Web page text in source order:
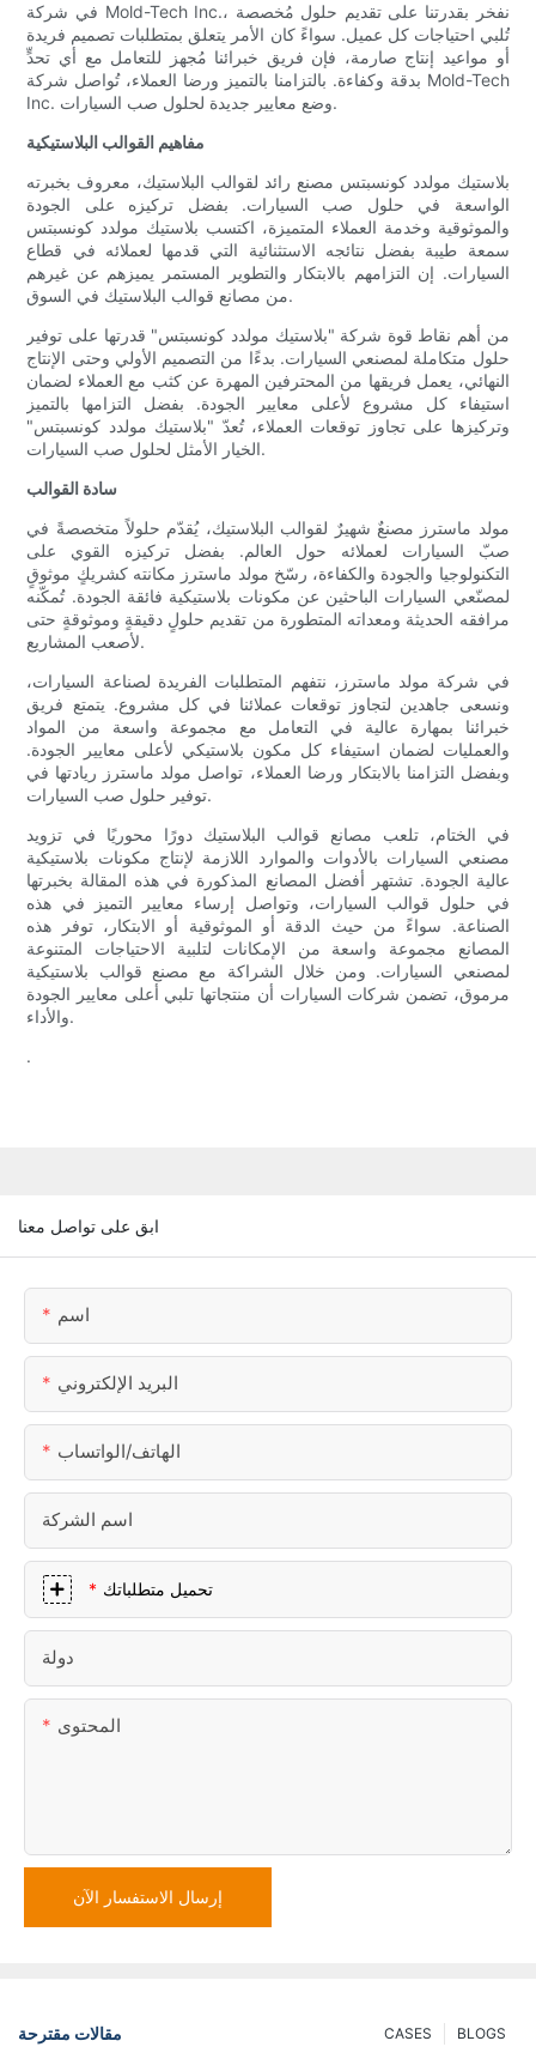
في شركة Mold-Tech Inc.، نفخر بقدرتنا على تقديم حلول مُخصصة
تُلبي احتياجات كل عميل. سواءً كان الأمر يتعلق بمتطلبات تصميم فريدة
أو مواعيد إنتاج صارمة، فإن فريق خبرائنا مُجهز للتعامل مع أي تحدٍّ
بدقة وكفاءة. بالتزامنا بالتميز ورضا العملاء، تُواصل شركة Mold-Tech
Inc. وضع معايير جديدة لحلول صب السيارات.
مفاهيم القوالب البلاستيكية
بلاستيك مولدد كونسبتس مصنع رائد لقوالب البلاستيك، معروف بخبرته
الواسعة في حلول صب السيارات. بفضل تركيزه على الجودة
والموثوقية وخدمة العملاء المتميزة، اكتسب بلاستيك مولدد كونسبتس
سمعة طيبة بفضل نتائجه الاستثنائية التي قدمها لعملائه في قطاع
السيارات. إن التزامهم بالابتكار والتطوير المستمر يميزهم عن غيرهم
من مصانع قوالب البلاستيك في السوق.
من أهم نقاط قوة شركة "بلاستيك مولدد كونسبتس" قدرتها على توفير
حلول متكاملة لمصنعي السيارات. بدءًا من التصميم الأولي وحتى الإنتاج
النهائي، يعمل فريقها من المحترفين المهرة عن كثب مع العملاء لضمان
استيفاء كل مشروع لأعلى معايير الجودة. بفضل التزامها بالتميز
وتركيزها على تجاوز توقعات العملاء، تُعدّ "بلاستيك مولدد كونسبتس"
الخيار الأمثل لحلول صب السيارات.
سادة القوالب
مولد ماسترز مصنعٌ شهيرٌ لقوالب البلاستيك، يُقدّم حلولاً متخصصةً في
صبّ السيارات لعملائه حول العالم. بفضل تركيزه القوي على
التكنولوجيا والجودة والكفاءة، رسّخ مولد ماسترز مكانته كشريكٍ موثوقٍ
لمصنّعي السيارات الباحثين عن مكونات بلاستيكية فائقة الجودة. تُمكّنه
مرافقه الحديثة ومعداته المتطورة من تقديم حلولٍ دقيقةٍ وموثوقةٍ حتى
لأصعب المشاريع.
في شركة مولد ماسترز، نتفهم المتطلبات الفريدة لصناعة السيارات،
ونسعى جاهدين لتجاوز توقعات عملائنا في كل مشروع. يتمتع فريق
خبرائنا بمهارة عالية في التعامل مع مجموعة واسعة من المواد
والعمليات لضمان استيفاء كل مكون بلاستيكي لأعلى معايير الجودة.
وبفضل التزامنا بالابتكار ورضا العملاء، تواصل مولد ماسترز ريادتها في
توفير حلول صب السيارات.
في الختام، تلعب مصانع قوالب البلاستيك دورًا محوريًا في تزويد
مصنعي السيارات بالأدوات والموارد اللازمة لإنتاج مكونات بلاستيكية
عالية الجودة. تشتهر أفضل المصانع المذكورة في هذه المقالة بخبرتها
في حلول قوالب السيارات، وتواصل إرساء معايير التميز في هذه
الصناعة. سواءً من حيث الدقة أو الموثوقية أو الابتكار، توفر هذه
المصانع مجموعة واسعة من الإمكانات لتلبية الاحتياجات المتنوعة
لمصنعي السيارات. ومن خلال الشراكة مع مصنع قوالب بلاستيكية
مرموق، تضمن شركات السيارات أن منتجاتها تلبي أعلى معايير الجودة
والأداء.
.
ابق على تواصل معنا
اسم
البريد الإلكتروني
الهاتف/الواتساب
اسم الشركة
تحميل متطلباتك
دولة
المحتوى
إرسال الاستفسار الآن
مقالات مقترحة BLOGS
CASES